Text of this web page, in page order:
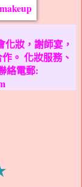
妝，謝師宴，
。 化妝服務、
絡電郵: